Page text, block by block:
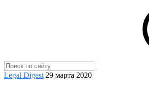
Legal Digest 29 марта 2020